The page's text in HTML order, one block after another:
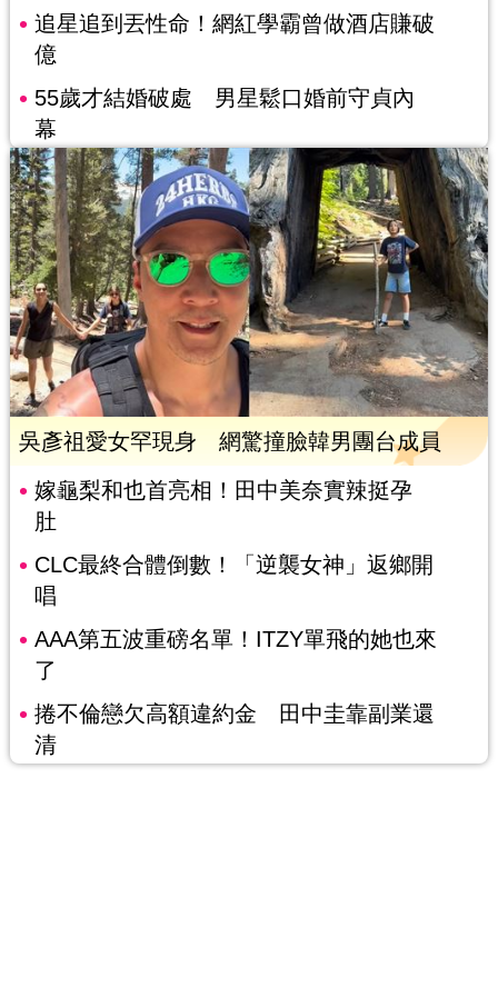
追星追到丟性命！網紅學霸曾做酒店賺破
億
55歲才結婚破處 男星鬆口婚前守貞內
幕
吳彥祖愛女罕現身 網驚撞臉韓男團台成員
嫁龜梨和也首亮相！田中美奈實辣挺孕
肚
CLC最終合體倒數！「逆襲女神」返鄉開
唱
AAA第五波重磅名單！ITZY單飛的她也來
了
捲不倫戀欠高額違約金 田中圭靠副業還
清